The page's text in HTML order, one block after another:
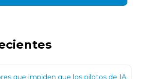
que impiden que los pilotos de IA